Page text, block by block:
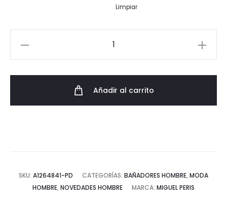
24,95€.18,71€.
Limpiar
Añadir al carrito
SKU: A1264841-PD CATEGORÍAS: BAÑADORES HOMBRE, MODA
HOMBRE, NOVEDADES HOMBRE MARCA: MIGUEL PERIS